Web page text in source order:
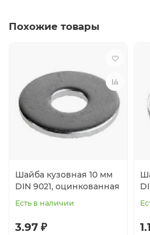
Похожие товары
Шайба кузовная 10 мм
DIN 9021, оцинкованная
Есть в наличии
3.97 ₽